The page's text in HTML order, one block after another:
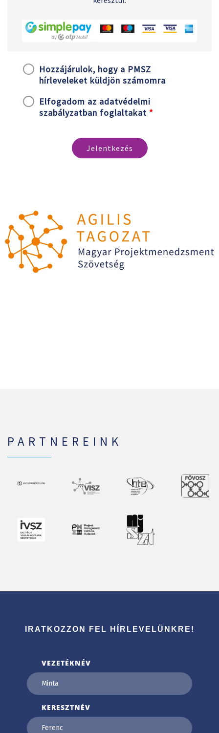
Hozzájárulok, hogy a PMSZ
hírleveleket küldjön számomra
Elfogadom az adatvédelmi
szabályzatban foglaltakat *
Jelentkezés
PARTNEREINK
IRATKOZZON FEL HÍRLEVELÜNKRE!
VEZETÉKNÉV
KERESZTNÉV